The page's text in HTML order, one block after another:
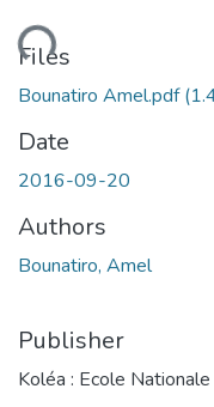
Files
Bounatiro Amel.pdf
Date
2016-09-20
Authors
Bounatiro, Amel
Publisher
Koléa : Ecole